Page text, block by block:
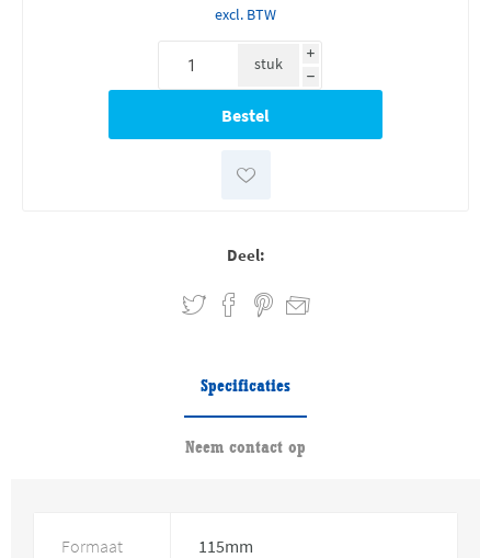
excl. BTW
i
h
stuk
Deel:
Specificaties
Neem contact op
Formaat 115mm